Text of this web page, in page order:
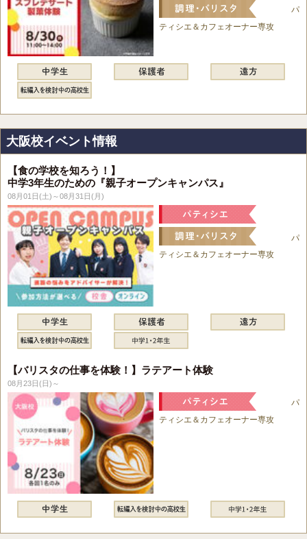
パ
ティシエ＆カフェオーナー専攻
大阪校イベント情報
【食の学校を知ろう！】
中学3年生のための『親子オープンキャンパス』
08月01日(土)～08月31日(月)
パ
ティシエ＆カフェオーナー専攻
【バリスタの仕事を体験！】ラテアート体験
08月23日(日)～
パ
ティシエ＆カフェオーナー専攻